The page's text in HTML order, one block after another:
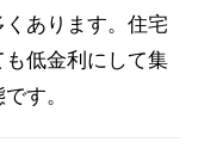
あります。住宅
低金利にして集
す。